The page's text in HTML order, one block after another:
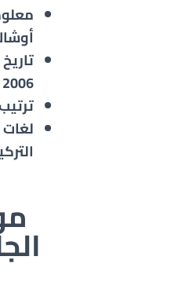
2006
ترتيب